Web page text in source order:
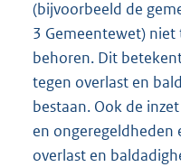
(bijvoorbeeld de
3 Gemeentewet)
behoren. Dit
tegen overlast en
bestaan. Ook de
en ongeregeldheden
overlast en